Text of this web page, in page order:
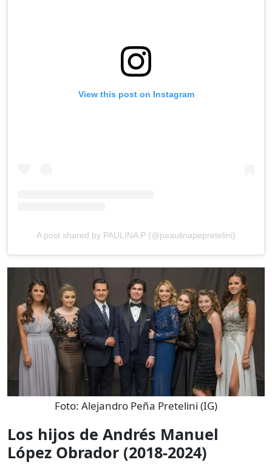
View this post on Instagram
A post shared by PAULINA P (@paaulinapepretelini)
Foto: Alejandro Peña Pretelini (IG)
Los hijos de Andrés Manuel
López Obrador (2018-2024)